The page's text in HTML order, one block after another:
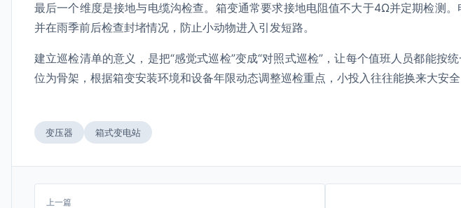
最后一个维度是接地与电缆沟检查。箱变通常要求接地电阻值不大于4Ω并定期检测。
并在雨季前后检查封堵情况，防止小动物进入引发短路。
建立巡检清单的意义，是把“感觉式巡检”变成“对照式巡检”，让每个值班人员都能按
位为骨架，根据箱变安装环境和设备年限动态调整巡检重点，小投入往往能换来大安全
变压器 箱式变电站
上一篇